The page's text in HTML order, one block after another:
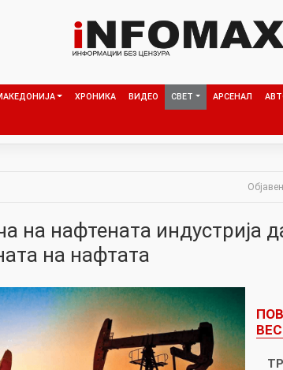
ХРОНИКА ВИДЕО СВЕТ АРСЕНАЛ
на нафтената индустрија
на нафтата